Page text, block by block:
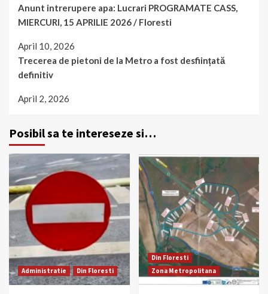
Anunt intrerupere apa: Lucrari PROGRAMATE CASS,
MIERCURI, 15 APRILIE 2026 / Floresti
April 10, 2026
Trecerea de pietoni de la Metro a fost desființată
definitiv
April 2, 2026
Posibil sa te intereseze si…
Administratie Din Floresti
Din Floresti
Zona Metropolitana